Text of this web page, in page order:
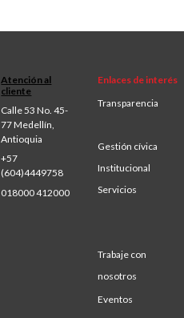
Atención al
cliente
Calle 53 No. 45-
77 Medellín,
Antioquia
+57
(604)4449758
018000 412000
Enlaces de interés
Transparencia
Gestión cívica
Institucional
Servicios
Trabaje con
nosotros
Eventos